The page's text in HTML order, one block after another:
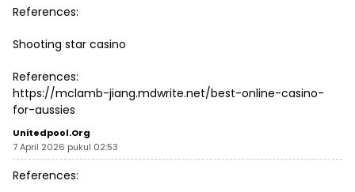
References:
Shooting star casino
References:
https://mclamb-jiang.mdwrite.net/best-online-casino-
for-aussies
Unitedpool.org
7 April 2026 pukul 02:53
References: